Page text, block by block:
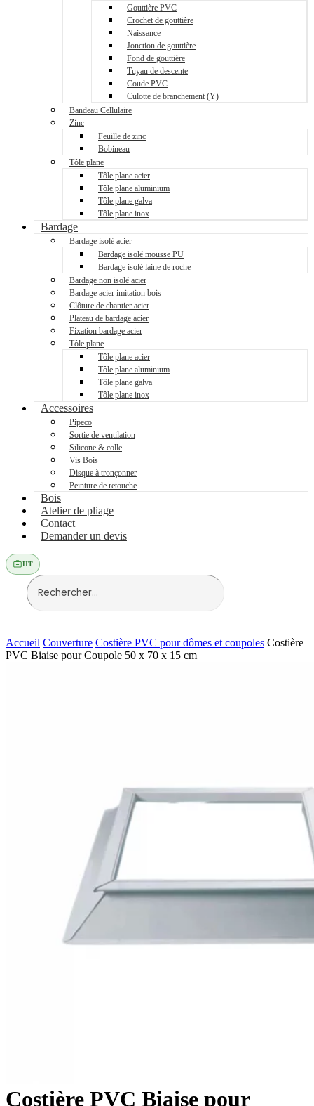
Gouttière PVC
Crochet de gouttière
Naissance
Jonction de gouttière
Fond de gouttière
Tuyau de descente
Coude PVC
Culotte de branchement (Y)
Bandeau Cellulaire
Zinc
Feuille de zinc
Bobineau
Tôle plane
Tôle plane acier
Tôle plane aluminium
Tôle plane galva
Tôle plane inox
Bardage
Bardage isolé acier
Bardage isolé mousse PU
Bardage isolé laine de roche
Bardage non isolé acier
Bardage acier imitation bois
Clôture de chantier acier
Plateau de bardage acier
Fixation bardage acier
Tôle plane
Tôle plane acier
Tôle plane aluminium
Tôle plane galva
Tôle plane inox
Accessoires
Pipeco
Sortie de ventilation
Silicone & colle
Vis Bois
Disque à tronçonner
Peinture de retouche
Bois
Atelier de pliage
Contact
Demander un devis
HT
Accueil Couverture Costière PVC pour dômes et coupoles Costière
PVC Biaise pour Coupole 50 x 70 x 15 cm
Costière PVC Biaise pour